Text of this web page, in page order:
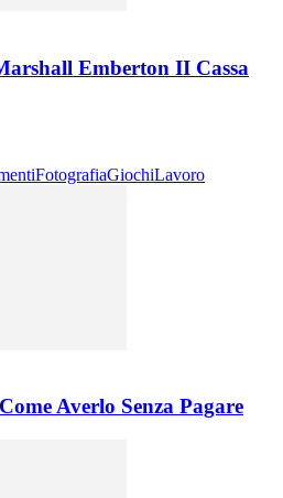
Emberton II Cassa
FotografiaGiochiLavoro
Averlo Senza Pagare